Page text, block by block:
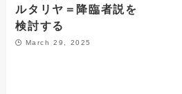
ルタリヤ＝降臨者説を
検討する
March 29, 2025